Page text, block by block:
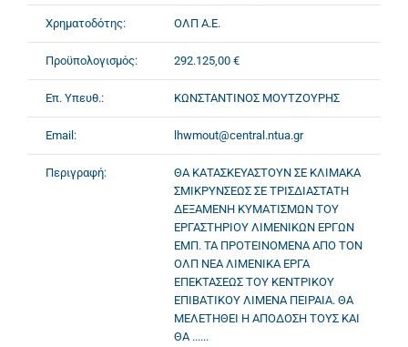
Χρηματοδότης: ΟΛΠ Α.Ε.
Προϋπολογισμός: 292.125,00 €
Επ. Υπευθ.: ΚΩΝΣΤΑΝΤΙΝΟΣ ΜΟΥΤΖΟΥΡΗΣ
Email: lhwmout@central.ntua.gr
Περιγραφή:
ΘΑ ΚΑΤΑΣΚΕΥΑΣΤΟΥΝ ΣΕ ΚΛΙΜΑΚΑ
ΣΜΙΚΡΥΝΣΕΩΣ ΣΕ ΤΡΙΣΔΙΑΣΤΑΤΗ
ΔΕΞΑΜΕΝΗ ΚΥΜΑΤΙΣΜΩΝ ΤΟΥ
ΕΡΓΑΣΤΗΡΙΟΥ ΛΙΜΕΝΙΚΩΝ ΕΡΓΩΝ
ΕΜΠ. ΤΑ ΠΡΟΤΕΙΝΟΜΕΝΑ ΑΠΟ ΤΟΝ
ΟΛΠ ΝΕΑ ΛΙΜΕΝΙΚΑ ΕΡΓΑ
ΕΠΕΚΤΑΣΕΩΣ ΤΟΥ ΚΕΝΤΡΙΚΟΥ
ΕΠΙΒΑΤΙΚΟΥ ΛΙΜΕΝΑ ΠΕΙΡΑΙΑ. ΘΑ
ΜΕΛΕΤΗΘΕΙ Η ΑΠΟΔΟΣΗ ΤΟΥΣ ΚΑΙ
ΘΑ ......